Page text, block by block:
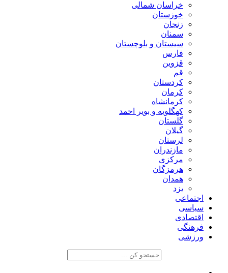
خراسان شمالی
خوزستان
زنجان
سمنان
سیستان و بلوچستان
فارس
قزوین
قم
کردستان
کرمان
کرمانشاه
کهگلویه و بویر احمد
گلستان
گیلان
لرستان
مازندران
مرکزی
هرمزگان
همدان
یزد
اجتماعی
سیاسی
اقتصادی
فرهنگی
ورزشی